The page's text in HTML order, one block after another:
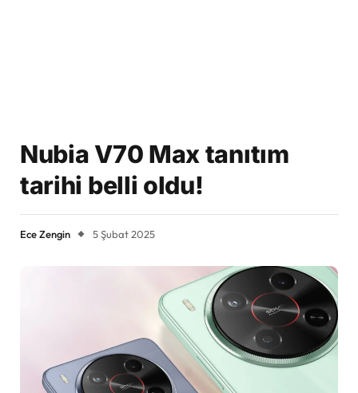
Nubia V70 Max tanıtım
tarihi belli oldu!
Ece Zengin 5 Şubat 2025